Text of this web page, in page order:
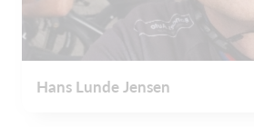
Hans Lunde Jensen